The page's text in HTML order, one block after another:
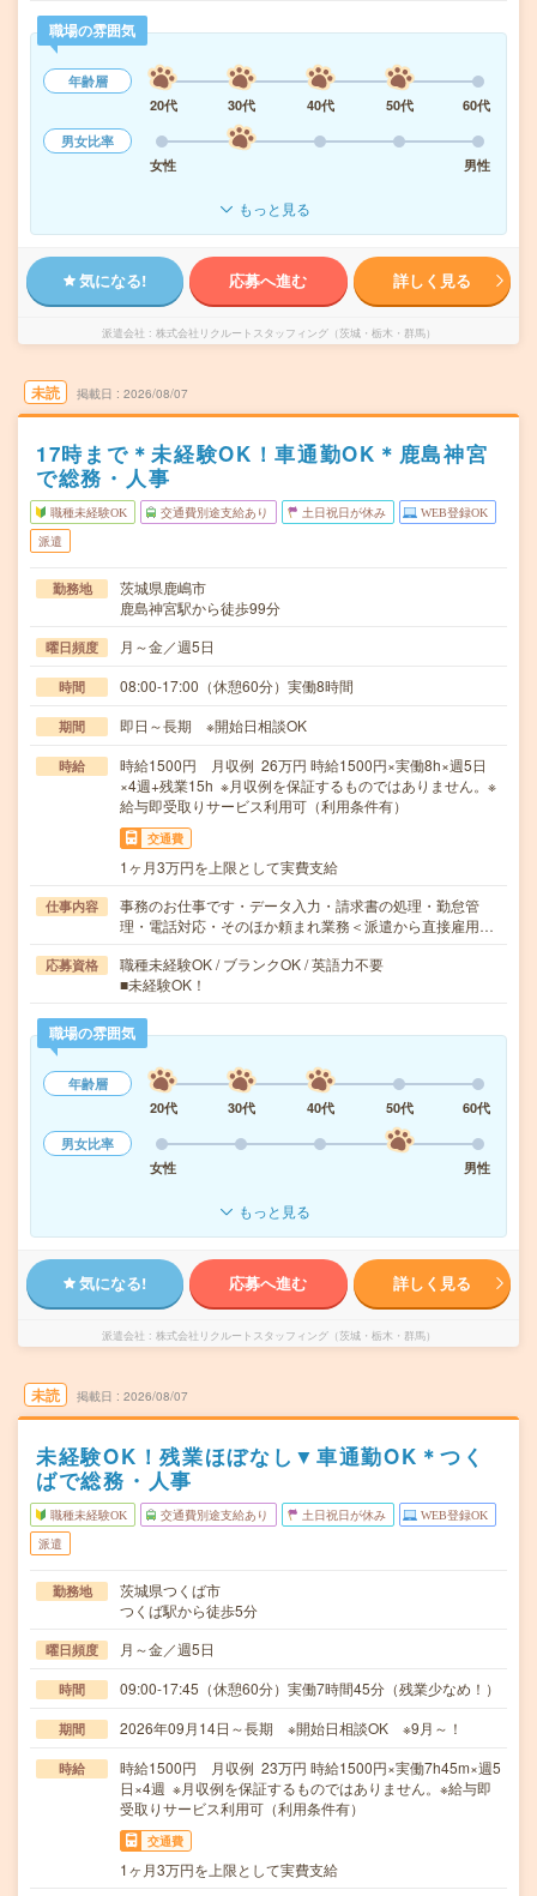
職場の雰囲気
年齢層
20代
30代 40代 50代
60代
男女比率
女性
男性
もっと見る
気になる! 応募へ進む 詳しく見る
派遣会社 株式会社リクルートスタッフィング（茨城・栃木・群馬）
未読 掲載日 2026/08/07
17時まで＊未経験OK！車通勤OK＊鹿島神宮
で総務・人事
職種未経験OK 交通費別途支給あり 土日祝日が休み WEB登録OK
派遣
勤務地
茨城県鹿嶋市
鹿島神宮駅から徒歩99分
曜日頻度 月～金／週5日
時間 08:00-17:00（休憩60分）実働8時間
期間 即日～長期 ※開始日相談OK
時給
時給1500円 月収例 26万円 時給1500円×実働8h×週5日
×4週+残業15h ※月収例を保証するものではありません。※
給与即受取りサービス利用可（利用条件有）
交通費
1ヶ月3万円を上限として実費支給
仕事内容
事務のお仕事です・データ入力・請求書の処理・勤怠管
理・電話対応・そのほか頼まれ業務＜派遣から直接雇用…
応募資格
職種未経験OK / ブランクOK / 英語力不要
■未経験OK！
職場の雰囲気
年齢層
20代
30代 40代 50代
60代
男女比率
女性
男性
もっと見る
気になる! 応募へ進む 詳しく見る
派遣会社 株式会社リクルートスタッフィング（茨城・栃木・群馬）
未読 掲載日 2026/08/07
未経験OK！残業ほぼなし▼車通勤OK＊つく
ばで総務・人事
職種未経験OK 交通費別途支給あり 土日祝日が休み WEB登録OK
派遣
勤務地
茨城県つくば市
つくば駅から徒歩5分
曜日頻度 月～金／週5日
時間 09:00-17:45（休憩60分）実働7時間45分（残業少なめ！）
期間 2026年09月14日～長期 ※開始日相談OK ※9月～！
時給
時給1500円 月収例 23万円 時給1500円×実働7h45m×週5
日×4週 ※月収例を保証するものではありません。※給与即
受取りサービス利用可（利用条件有）
交通費
1ヶ月3万円を上限として実費支給